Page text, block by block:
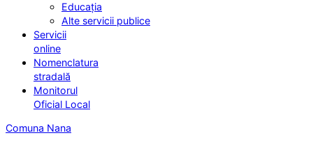
Educația
Alte servicii publice
Servicii
online
Nomenclatura
stradală
Monitorul
Oficial Local
Comuna Nana